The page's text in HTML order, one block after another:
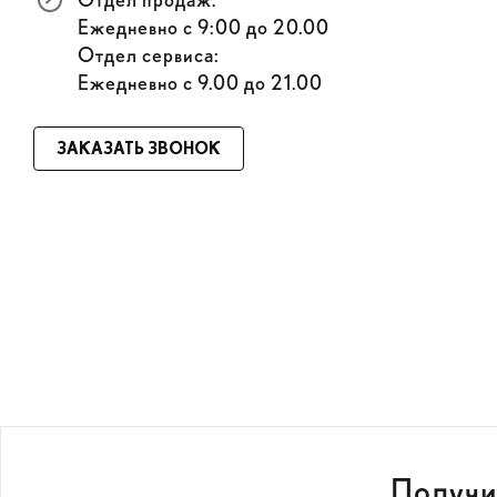
Ежедневно с 9:00 до 20.00
Отдел сервиса:
Ежедневно с 9.00 до 21.00
ЗАКАЗАТЬ ЗВОНОК